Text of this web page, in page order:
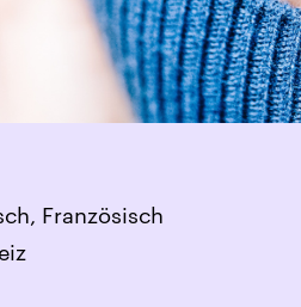
Französisch